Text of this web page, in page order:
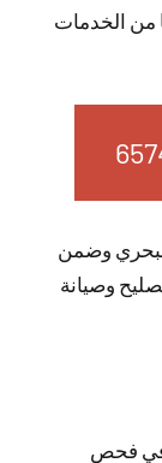
من الخدمات
وضمن
وصيانة
في فحص